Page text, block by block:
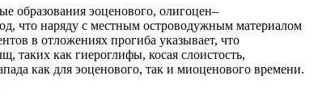
образования эоценового, олигоцен–
что наряду с местным островодужным материалом
в отложениях прогиба указывает, что
таких как гиероглифы, косая слоистость,
как для эоценового, так и миоценового времени.